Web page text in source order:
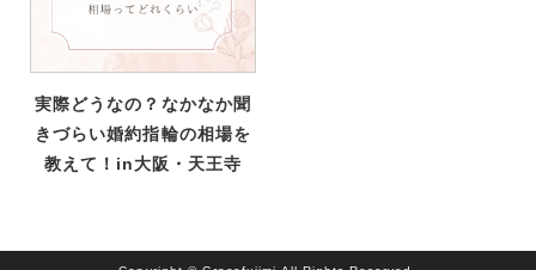
実際どうなの？なかなか聞
きづらい婚約指輪の相場を
教えて！in大阪・天王寺